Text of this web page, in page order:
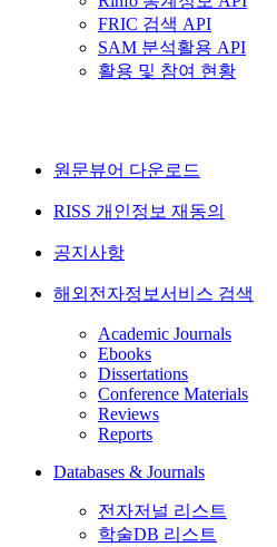
FRIC 검색 API
SAM 분석활용 API
활용 및 참여 현황
원문뷰어 다운로드
RISS 개인정보 재동의
공지사항
해외전자정보서비스 검색
Academic Journals
Ebooks
Dissertations
Conference Materials
Reviews
Reports
Databases & Journals
전자저널 리스트
학술DB 리스트